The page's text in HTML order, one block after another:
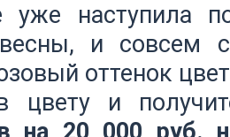
уже наступила
и совсем
оттенок
цвету и